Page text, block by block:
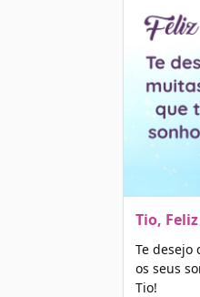
Tio,
Te desejo
os seus
Tio!